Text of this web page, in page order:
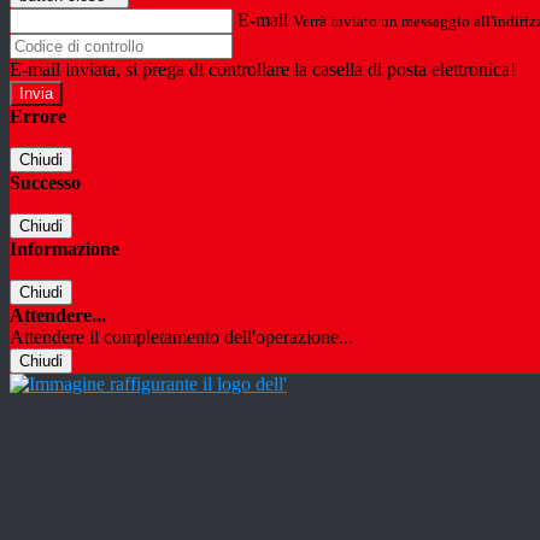
E-mail Verrà inviato un messaggio
E-mail inviata, si prega di controllare la casella di posta elettronica!
Errore
Chiudi
Successo
Chiudi
Informazione
Chiudi
Attendere...
Attendere il completamento dell'operazione...
Chiudi